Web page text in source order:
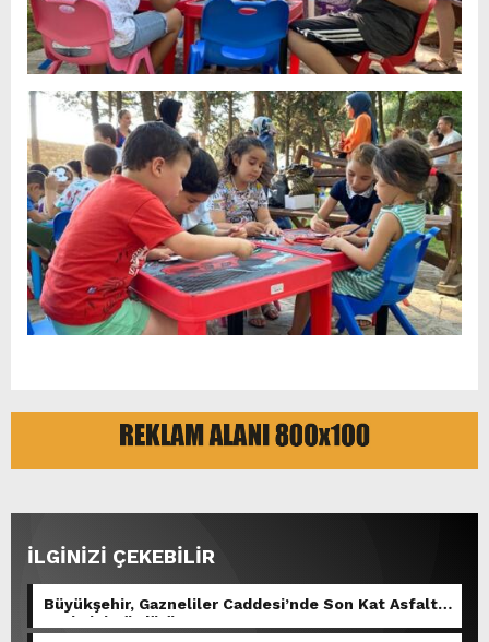
İLGİNİZİ ÇEKEBİLİR
Büyükşehir, Gazneliler Caddesi’nde Son Kat Asfalt
Serimini Sürdürüyor.